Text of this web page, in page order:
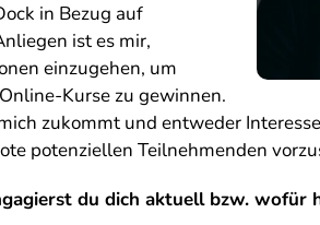
in Bezug auf
ist es mir,
einzugehen, um
Kurse zu gewinnen.
zukommt und entweder
potenziellen Teilnehmenden
du dich aktuell bzw. wofür